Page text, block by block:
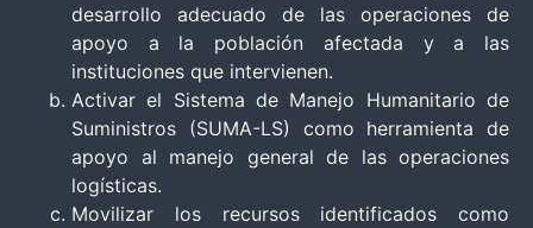
desarrollo adecuado de las operaciones de
apoyo a la población afectada y a las
instituciones que intervienen.
Activar el Sistema de Manejo Humanitario de
Suministros (SUMA-LS) como herramienta de
apoyo al manejo general de las operaciones
logísticas.
Movilizar los recursos identificados como